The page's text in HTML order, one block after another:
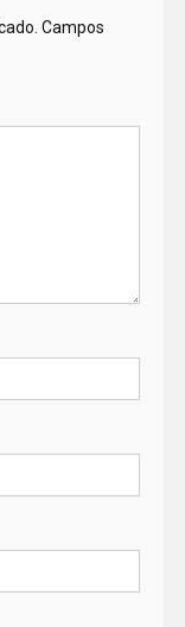
Campos